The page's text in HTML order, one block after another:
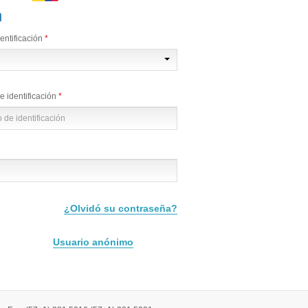
identificación
¿Olvidó su contraseña?
Usuario anónimo